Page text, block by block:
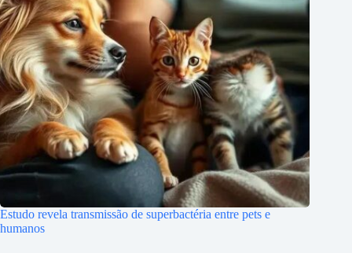
Estudo revela transmissão de superbactéria entre pets e
humanos